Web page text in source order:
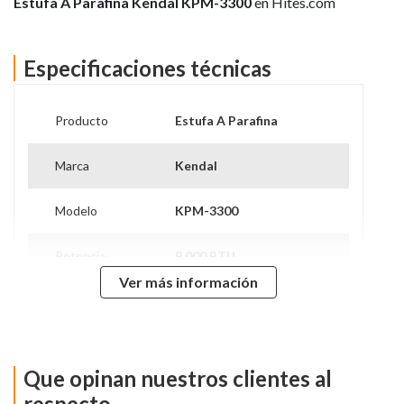
Especificaciones técnicas
Producto Estufa A Parafina
Marca Kendal
Modelo KPM-3300
Capacidad 5.3 Litros
Reloj Timer
Ver más información
Que opinan nuestros clientes al